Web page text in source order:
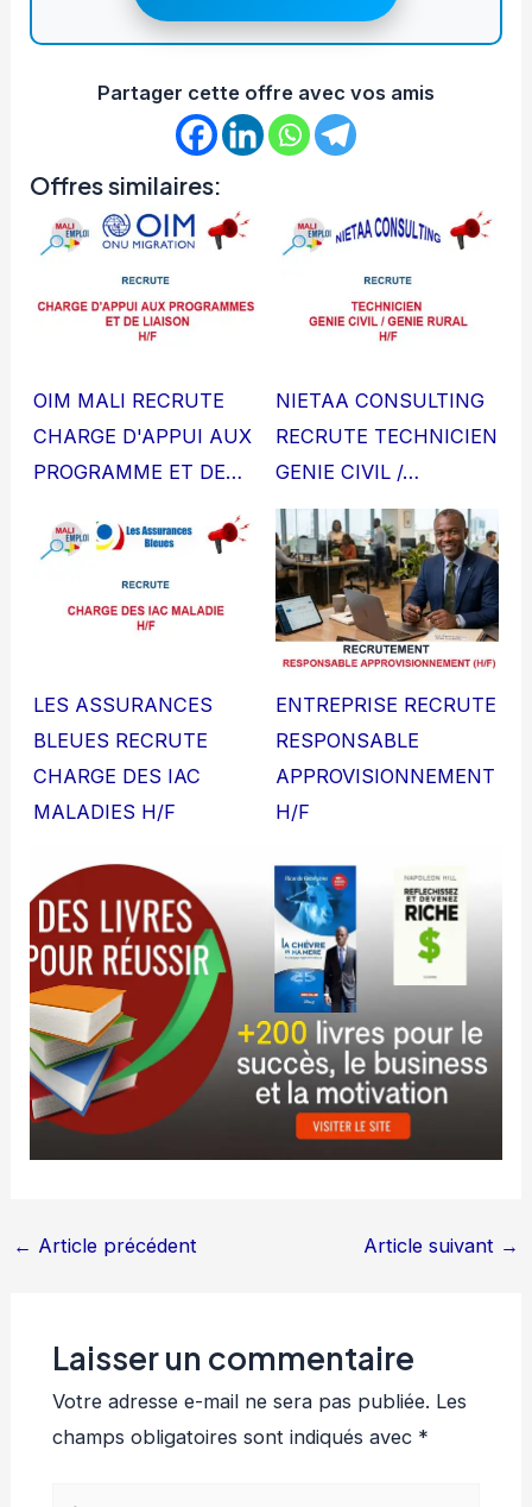
Partager cette offre avec vos amis
Offres similaires:
OIM MALI RECRUTE
CHARGE D'APPUI AUX
PROGRAMME ET DE…
NIETAA CONSULTING
RECRUTE TECHNICIEN
GENIE CIVIL /…
LES ASSURANCES
BLEUES RECRUTE
CHARGE DES IAC
MALADIES H/F
ENTREPRISE RECRUTE
RESPONSABLE
APPROVISIONNEMENT
H/F
← Article précédent Article suivant →
Laisser un commentaire
Votre adresse e-mail ne sera pas publiée. Les
champs obligatoires sont indiqués avec *
Écrivez